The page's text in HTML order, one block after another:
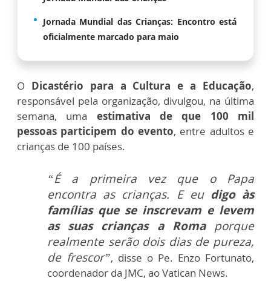
Jornada Mundial das Crianças: Encontro está
oficialmente marcado para maio
O Dicastério para a Cultura e a Educação,
responsável pela organização, divulgou, na última
semana, uma estimativa de que 100 mil
pessoas participem do evento, entre adultos e
crianças de 100 países.
“É a primeira vez que o Papa
encontra as crianças. E eu digo às
famílias que se inscrevam e levem
as suas crianças a Roma porque
realmente serão dois dias de pureza,
de frescor”, disse o Pe. Enzo Fortunato,
coordenador da JMC, ao Vatican News.